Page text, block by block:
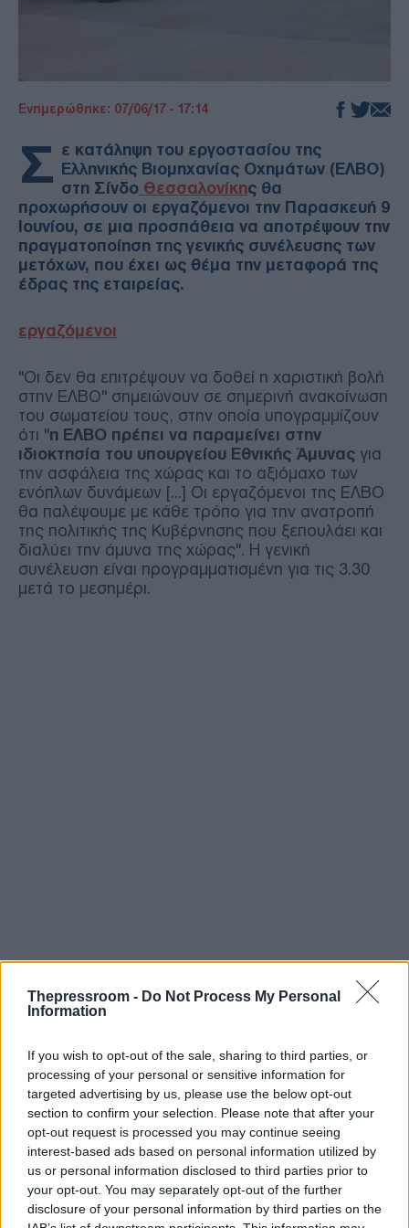
Thepressroom - Do Not Process My Personal
Information
If you wish to opt-out of the sale, sharing to third parties, or
processing of your personal or sensitive information for
targeted advertising by us, please use the below opt-out
section to confirm your selection. Please note that after your
opt-out request is processed you may continue seeing
interest-based ads based on personal information utilized by
us or personal information disclosed to third parties prior to
your opt-out. You may separately opt-out of the further
disclosure of your personal information by third parties on the
Ενημερώθηκε: 07/06/17 - 17:14
Σ ε κατάληψη του εργοστασίου της
Ελληνικής Βιομηχανίας Οχημάτων (ΕΛΒΟ)
στη Σίνδο Θεσσαλονίκης θα
προχωρήσουν οι εργαζόμενοι την Παρασκευή 9
Ιουνίου, σε μια προσπάθεια να αποτρέψουν την
πραγματοποίηση της γενικής συνέλευσης των
μετόχων, που έχει ως θέμα την μεταφορά της
έδρας της εταιρείας.
εργαζόμενοι
"Οι δεν θα επιτρέψουν να δοθεί η χαριστική βολή
στην ΕΛΒΟ" σημειώνουν σε σημερινή ανακοίνωση
του σωματείου τους, στην οποία υπογραμμίζουν
ότι "η ΕΛΒΟ πρέπει να παραμείνει στην
ιδιοκτησία του υπουργείου Εθνικής Άμυνας για
την ασφάλεια της χώρας και το αξιόμαχο των
ενόπλων δυνάμεων [...] Οι εργαζόμενοι της ΕΛΒΟ
θα παλέψουμε με κάθε τρόπο για την ανατροπή
της πολιτικής της Κυβέρνησης που ξεπουλάει και
διαλύει την άμυνα της χώρας". Η γενική
συνέλευση είναι προγραμματισμένη για τις 3.30
μετά το μεσημέρι.
ΕΛΒΟ